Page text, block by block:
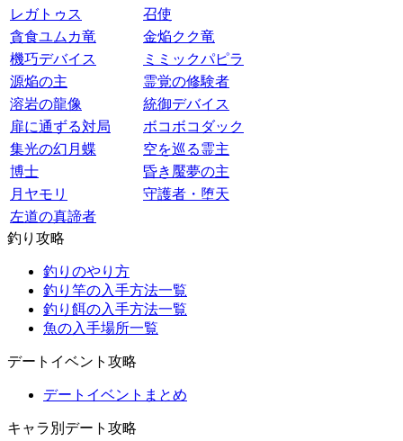
レガトゥス
召使
貪食ユムカ竜
金焔クク竜
機巧デバイス
ミミックパピラ
源焔の主
霊覚の修験者
溶岩の龍像
統御デバイス
扉に通ずる対局
ボコボコダック
集光の幻月蝶
空を巡る霊主
博士
昏き魘夢の主
月ヤモリ
守護者・堕天
左道の真諦者
釣り攻略
釣りのやり方
釣り竿の入手方法一覧
釣り餌の入手方法一覧
魚の入手場所一覧
デートイベント攻略
デートイベントまとめ
キャラ別デート攻略